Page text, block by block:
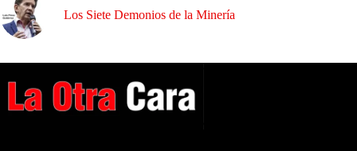
Los Siete Demonios de la Minería